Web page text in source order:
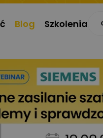
Blog Szkolenia